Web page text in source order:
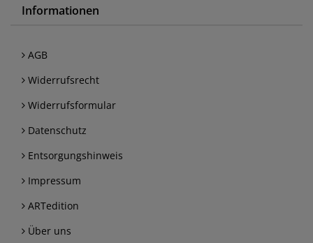
Informationen
AGB
Widerrufsrecht
Widerrufsformular
Datenschutz
Entsorgungshinweis
Impressum
ARTedition
Über uns